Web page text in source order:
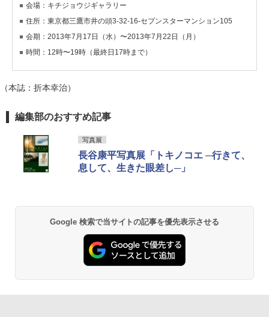
会場：キチジョウジギャラリー
住所：東京都三鷹市井の頭3-32-16-セブンスターマンション105
会期：2013年7月17日（水）〜2013年7月22日（月）
時間：12時〜19時（最終日17時まで）
（本誌：折本幸治）
編集部のおすすめ記事
写真展
長谷康平写真展「トキノコエ ─行きて、
息して、生きた眼差し─」
Google 検索で当サイトの記事を優先表示させる